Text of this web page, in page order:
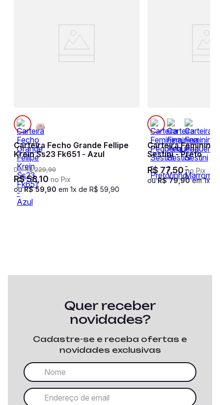
Carteira Fecho Grande Fellipe
Krein Ss23 Fk651 - Azul
De:R$ 229,90
R$58,10 no Pix
ouR$ 59 90 em 1x de R$ 59 90
Carteira Feminina
Sestini - Preto
R$ 77,50no Pix
ouR$ 79,90em1x
Quer receber
novidades?
Cadastre-se e receba ofertas e
novidades exclusivas